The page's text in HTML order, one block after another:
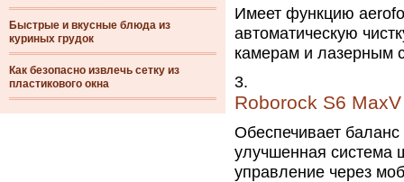
Быстрые и вкусные блюда из
куриных грудок
Как безопасно извлечь сетку из
пластикового окна
Имеет функцию
автоматическую
камерам и лазерным
Roborock S6 MaxV
Обеспечивает
улучшенная система
управление через